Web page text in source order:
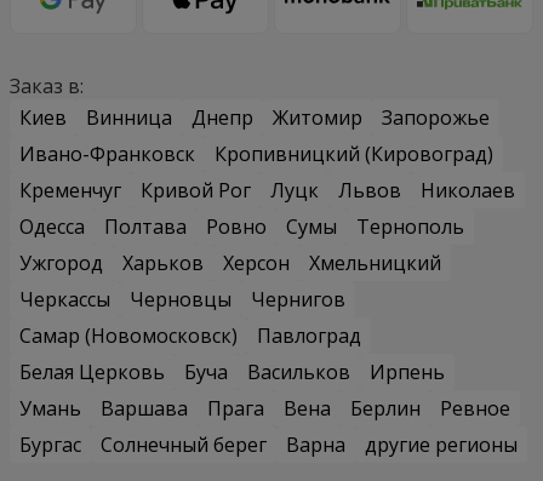
Заказ в:
Киев
Винница Днепр Житомир
Запорожье
Ивано-Франковск
Кропивницкий (Кировоград)
Кременчуг
Кривой Рог Луцк Львов
Николаев
Одесса
Полтава Ровно Сумы
Тернополь
Ужгород
Харьков Херсон
Хмельницкий
Черкассы
Черновцы
Чернигов
Самар (Новомосковск)
Павлоград
Белая Церковь
Буча Васильков
Ирпень
Умань
Варшава Прага Вена Берлин
Ревное
Бургас
Солнечный берег Варна
другие регионы